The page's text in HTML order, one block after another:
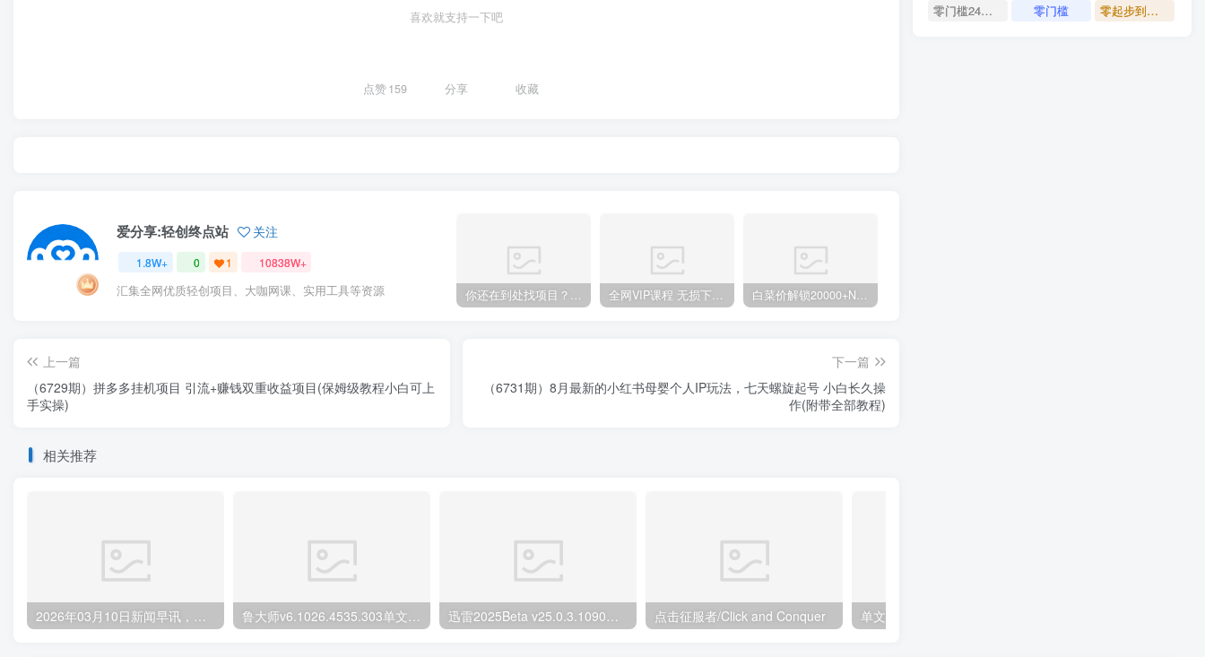
喜欢就支持一下吧
点赞159 分享 收藏
爱分享:轻创终点站 关注
1.8W+ 0 1 10838W+
汇集全网优质轻创项目、大咖网课、实用工具等资源 你还在到处找项目？还在当韭菜？我靠卖项目一个月收入5万+，曾经我也是个失败者。 全网VIP课程 无损下载~.~ 白菜价解锁20000+N个赚钱机会，加入轻创终点站会员，全站资源免费学习。
上一篇
（6729期）拼多多挂机项目 引流+赚钱双重收益项目(保姆级教程小白可上
手实操)
下一篇
（6731期）8月最新的小红书母婴个人IP玩法，七天螺旋起号 小白长久操
作(附带全部教程)
相关推荐
2026年03月10日新闻早讯，每天60s读懂世界 鲁大师v6.1026.4535.303单文件版 迅雷2025Beta v25.0.3.1090绿色精简版 点击征服者/Click and Conquer
零门槛24小时无人值守被动创收项目
零门槛 零起步到独立实操